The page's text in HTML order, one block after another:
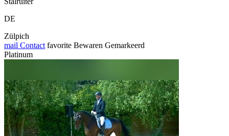
DE
Zülpich
mail Contact favorite Bewaren Gemarkeerd
Platinum